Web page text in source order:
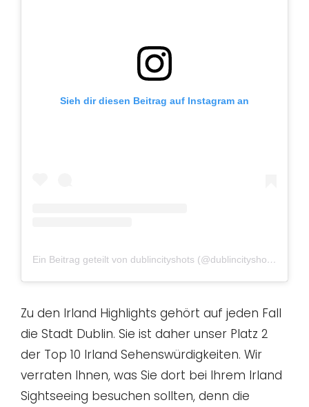
Sieh dir diesen Beitrag auf Instagram an
Ein Beitrag geteilt von dublincityshots (@dublincityshots)
Zu den Irland Highlights gehört auf jeden Fall
die Stadt Dublin. Sie ist daher unser Platz 2
der Top 10 Irland Sehenswürdigkeiten. Wir
verraten Ihnen, was Sie dort bei Ihrem Irland
Sightseeing besuchen sollten, denn die